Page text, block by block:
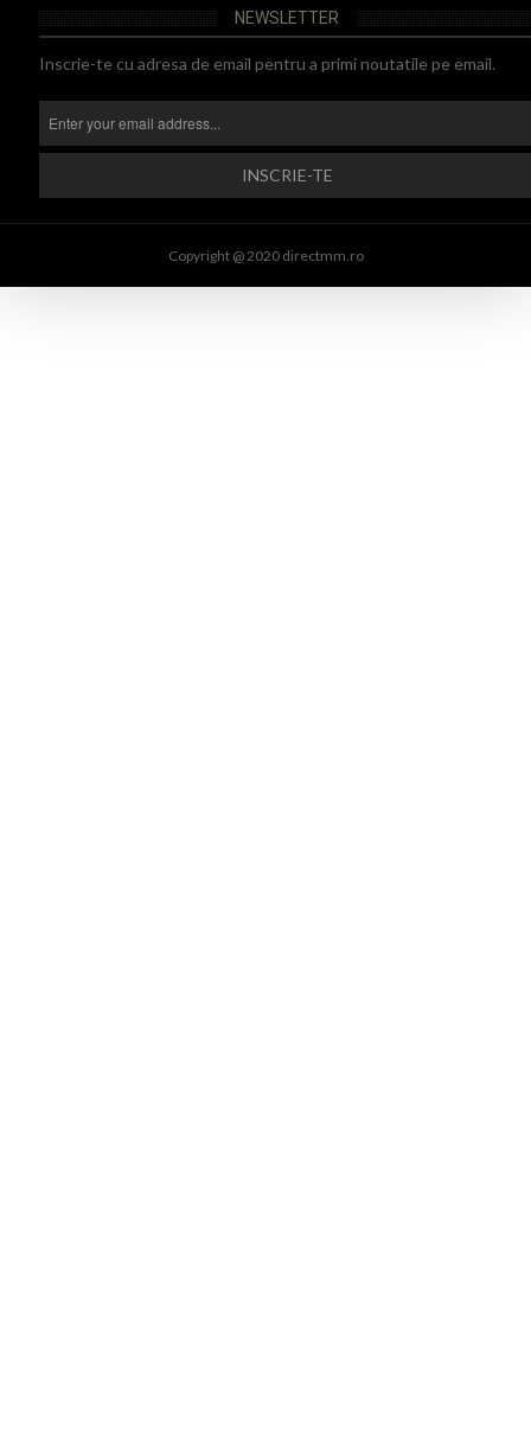
NEWSLETTER
Inscrie-te cu adresa de email pentru a primi noutatile pe email.
Copyright @ 2020 directmm.ro